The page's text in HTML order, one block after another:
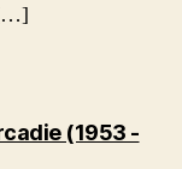
[…]
(1953 -